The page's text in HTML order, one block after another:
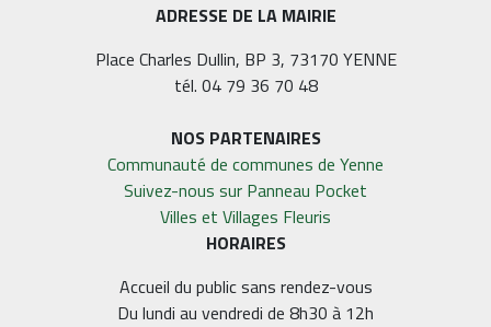
ADRESSE DE LA MAIRIE
Place Charles Dullin, BP 3, 73170 YENNE
tél. 04 79 36 70 48
NOS PARTENAIRES
Communauté de communes de Yenne
Suivez-nous sur Panneau Pocket
Villes et Villages Fleuris
HORAIRES
Accueil du public sans rendez-vous
Du lundi au vendredi de 8h30 à 12h